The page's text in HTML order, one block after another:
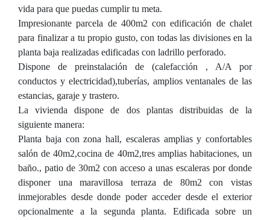
vida para que puedas cumplir tu meta.
Impresionante parcela de 400m2 con edificación de chalet
para finalizar a tu propio gusto, con todas las divisiones en la
planta baja realizadas edificadas con ladrillo perforado.
Dispone de preinstalación de (calefacción , A/A por
conductos y electricidad),tuberías, amplios ventanales de las
estancias, garaje y trastero.
La vivienda dispone de dos plantas distribuidas de la
siguiente manera:
Planta baja con zona hall, escaleras amplias y confortables
salón de 40m2,cocina de 40m2,tres amplias habitaciones, un
baño., patio de 30m2 con acceso a unas escaleras por donde
disponer una maravillosa terraza de 80m2 con vistas
inmejorables desde donde poder acceder desde el exterior
opcionalmente a la segunda planta. Edificada sobre un